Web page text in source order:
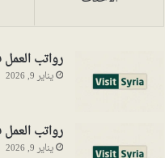
رواتب العمل في
يناير 9, 2026
رواتب العمل
يناير 9, 2026